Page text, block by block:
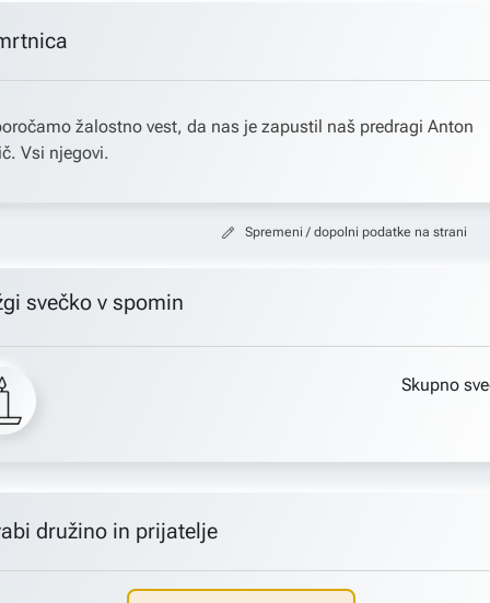
žalostno vest, da nas je zapustil naš predragi Anton
Vsi njegovi.
Spremeni / dopolni podatke na strani
svečko v spomin
Skupno
družino in prijatelje